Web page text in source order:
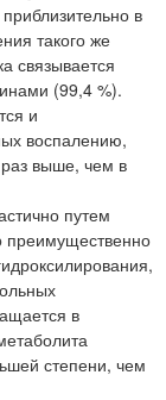
в
такого же
связывается
(99,4 %).
и
воспалению,
раз выше, чем в
путем
преимущественно
в
степени, чем